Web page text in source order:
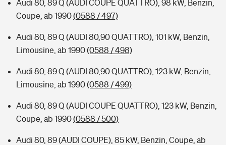
Audi 80, 89 Q (AUDI COUPE QUATTRO), 98 kW, Benzin,
Coupe, ab 1990(0588 / 497)
Audi 80, 89 Q (AUDI 80,90 QUATTRO), 101 kW, Benzin,
Limousine, ab 1990(0588 / 498)
Audi 80, 89 Q (AUDI 80,90 QUATTRO), 123 kW, Benzin,
Limousine, ab 1990(0588 / 499)
Audi 80, 89 Q (AUDI COUPE QUATTRO), 123 kW, Benzin,
Coupe, ab 1990(0588 / 500)
Audi 80, 89 (AUDI COUPE), 85 kW, Benzin, Coupe, ab